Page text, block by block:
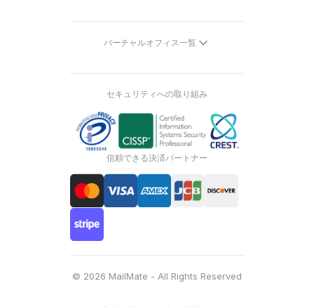
バーチャルオフィス一覧
セキュリティへの取り組み
信頼できる決済パートナー
© 2026 MailMate - All Rights Reserved